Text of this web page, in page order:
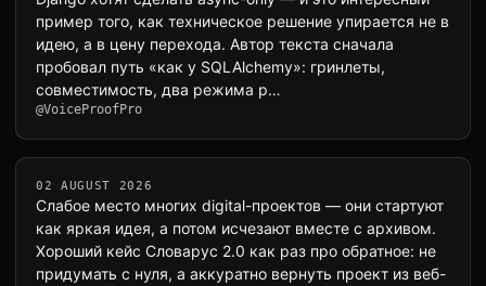
пример того, как техническое решение упирается не в
идею, а в цену перехода. Автор текста сначала
пробовал путь «как у SQLAlchemy»: гринлеты,
совместимость, два режима р…
@VoiceProofPro
02 AUGUST 2026
Слабое место многих digital-проектов — они стартуют
как яркая идея, а потом исчезают вместе с архивом.
Хороший кейс Словарус 2.0 как раз про обратное: не
придумать с нуля, а аккуратно вернуть проект из веб-